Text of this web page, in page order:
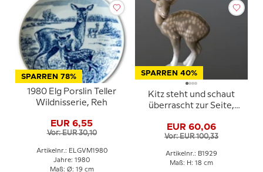
SPARREN 78%
1980 Elg Porslin Teller
Wildnisserie, Reh
EUR 6,55
Vor: EUR 30,10
Artikelnr.: ELGVM1980
Jahre: 1980
Maß: Ø: 19 cm
SPARREN 40%
Kitz steht und schaut
überrascht zur Seite,
Nr. 1929
EUR 60,06
Vor: EUR 100,33
Artikelnr.: B1929
Maß: H: 18 cm